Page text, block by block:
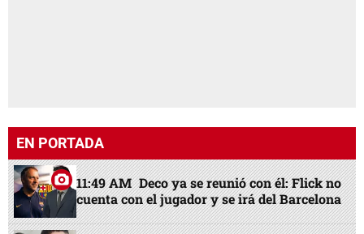
EN PORTADA
11:49 AM Deco ya se reunió con él: Flick no
cuenta con el jugador y se irá del Barcelona